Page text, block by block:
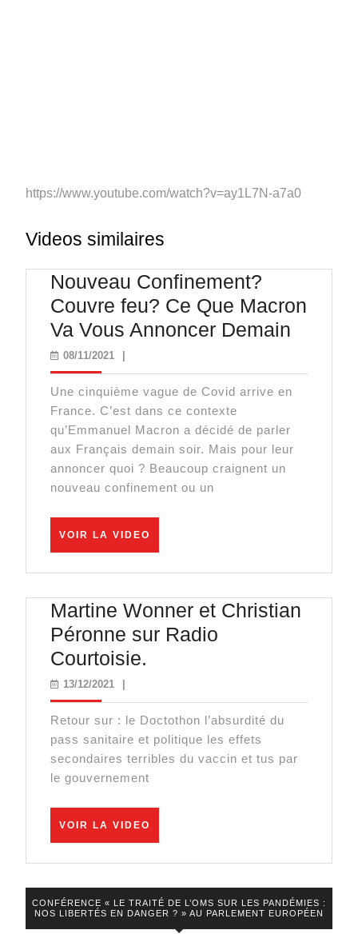
https://www.youtube.com/watch?v=ay1L7N-a7a0
Videos similaires
Nouveau Confinement?
Couvre feu? Ce Que Macron
Va Vous Annoncer Demain
Couvre
feu?
Que
08/11/202108/11/2021
Une cinquième vague de Covid arrive en
France. C’est dans ce contexte
qu’Emmanuel Macron a décidé de parler
aux Français demain soir. Mais pour leur
annoncer quoi ? Beaucoup craignent un
nouveau confinement ou un
VOIR LA VIDEO
Martine Wonner et Christian
Péronne sur Radio
Courtoisie.
et
Christian
Péronne
sur
Courtoisie.
13/12/202113/12/2021
Retour sur : le Doctothon l’absurdité du
pass sanitaire et politique les effets
secondaires terribles du vaccin et tus par
le gouvernement
VOIR LA VIDEO
CONFÉRENCE « LE TRAITÉ DE L’OMS SUR LES PANDÉMIES :
NOS LIBERTÉS EN DANGER ? » AU PARLEMENT EUROPÉEN